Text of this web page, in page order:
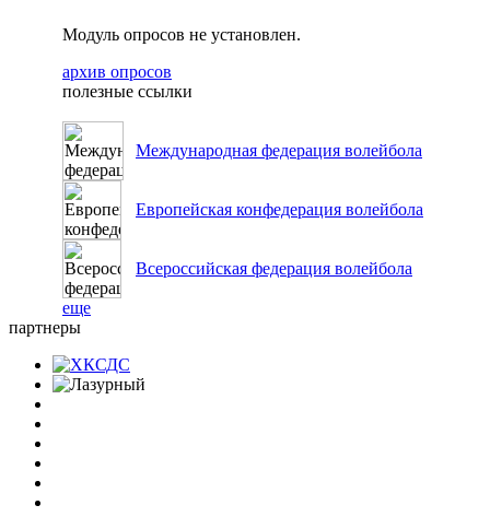
Модуль опросов не установлен.
архив опросов
полезные ссылки
Международная федерация волейбола
Европейская конфедерация волейбола
Всероссийская федерация волейбола
еще
партнеры